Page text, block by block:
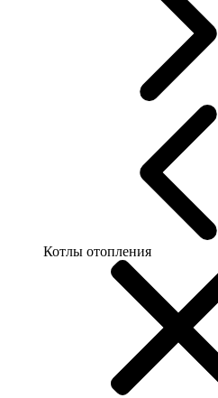
Котлы отопления